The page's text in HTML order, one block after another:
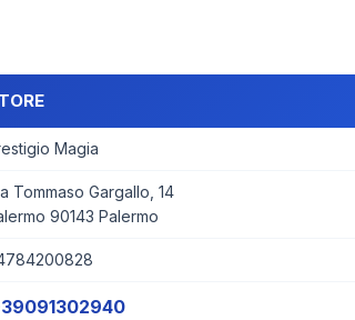
Magia
Tommaso Gargallo, 14
90143 Palermo